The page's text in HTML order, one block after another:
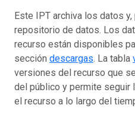
Este IPT archiva los datos
repositorio de datos. Los
recurso están disponibles
sección descargas. La tabla
versiones del recurso que
del público y permite seguir
el recurso a lo largo del